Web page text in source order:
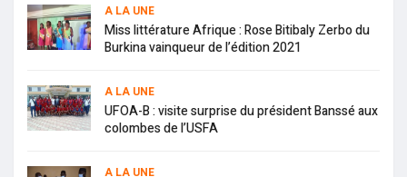
A LA UNE
Miss littérature Afrique : Rose Bitibaly Zerbo du
Burkina vainqueur de l’édition 2021
A LA UNE
UFOA-B : visite surprise du président Banssé aux
colombes de l’USFA
A LA UNE